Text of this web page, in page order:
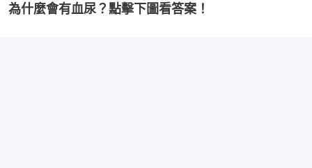
為什麼會有血尿？點擊下圖看答案！